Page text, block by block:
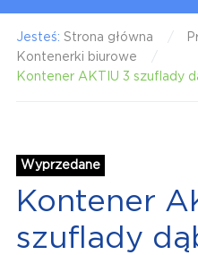
Jesteś: Strona główna
Kontenerki biurowe
Kontener AKTIU 3 szuflady
Wyprzedane
Kontener
szuflady